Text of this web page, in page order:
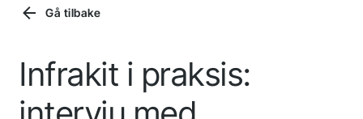
Gå tilbake
Infrakit i praksis: